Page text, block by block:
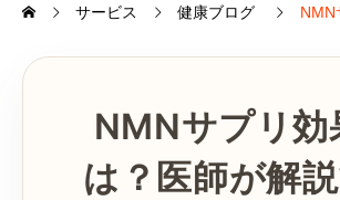
み・安全性・選び方の基本
サービス 健康ブログ NMN
NMNサプリ効
は？医師が解